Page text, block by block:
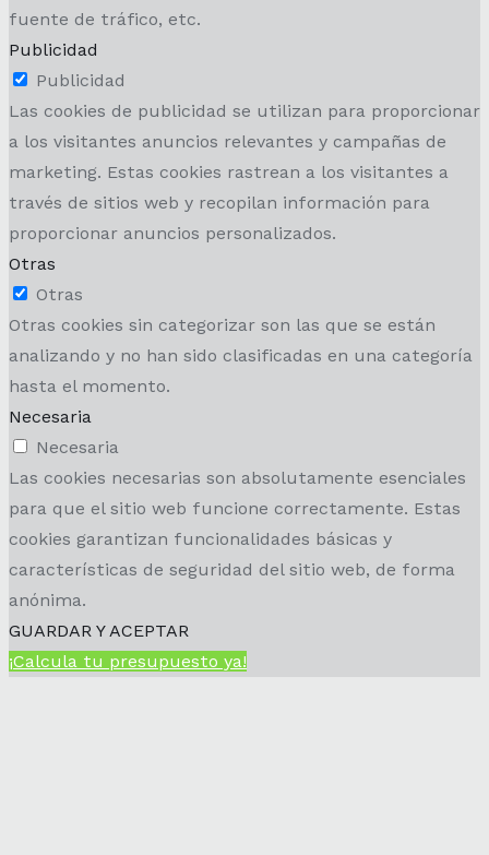
fuente de tráfico, etc.
Publicidad
Publicidad
Las cookies de publicidad se utilizan para proporcionar
a los visitantes anuncios relevantes y campañas de
marketing. Estas cookies rastrean a los visitantes a
través de sitios web y recopilan información para
proporcionar anuncios personalizados.
Otras
Otras
Otras cookies sin categorizar son las que se están
analizando y no han sido clasificadas en una categoría
hasta el momento.
Necesaria
Necesaria
Las cookies necesarias son absolutamente esenciales
para que el sitio web funcione correctamente. Estas
cookies garantizan funcionalidades básicas y
características de seguridad del sitio web, de forma
anónima.
GUARDAR Y ACEPTAR
¡Calcula tu presupuesto ya!